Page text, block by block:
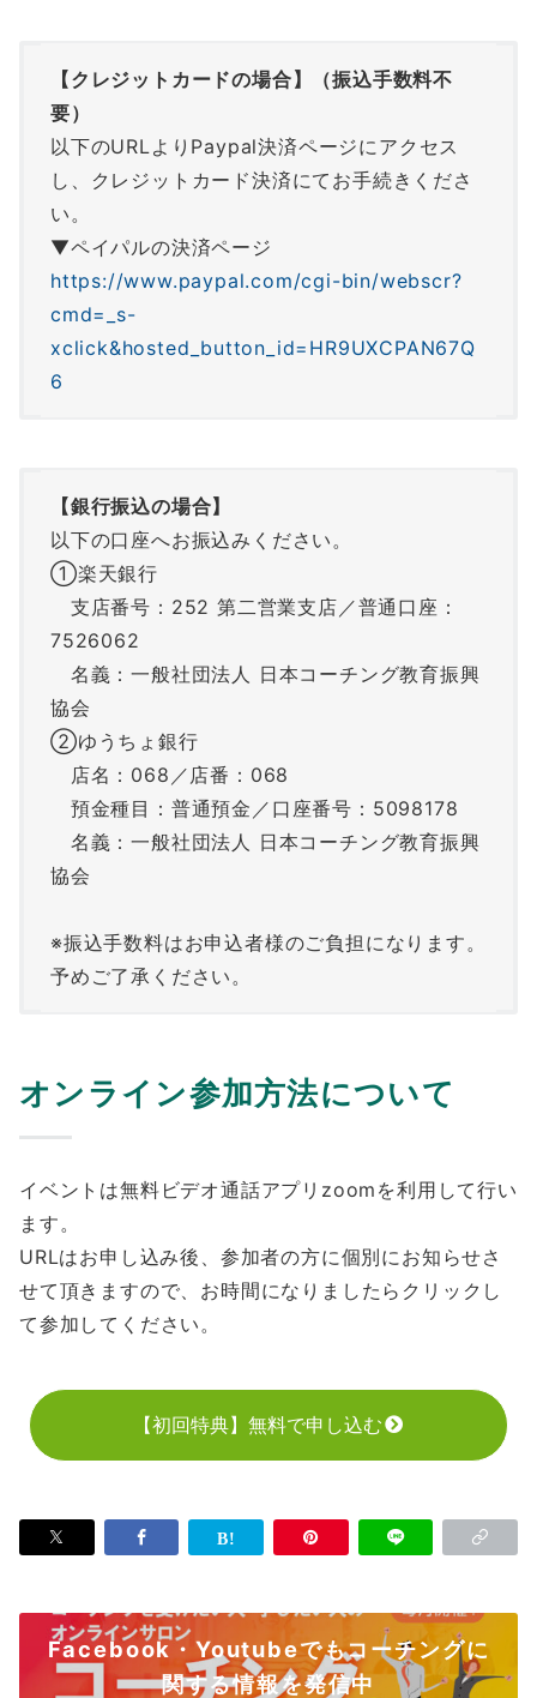
【クレジットカードの場合】（振込手数料不
要）
以下のURLよりPaypal決済ページにアクセス
し、クレジットカード決済にてお手続きくださ
い。
▼ペイパルの決済ページ
https://www.paypal.com/cgi-bin/webscr?
cmd=_s-
xclick&hosted_button_id=HR9UXCPAN67Q
6
【銀行振込の場合】
以下の口座へお振込みください。
①楽天銀行
支店番号：252 第二営業支店／普通口座：
7526062
名義：一般社団法人 日本コーチング教育振興
協会
②ゆうちょ銀行
店名：068／店番：068
預金種目：普通預金／口座番号：5098178
名義：一般社団法人 日本コーチング教育振興
協会
※振込手数料はお申込者様のご負担になります。
予めご了承ください。
オンライン参加方法について
イベントは無料ビデオ通話アプリzoomを利用して行い
ます。
URLはお申し込み後、参加者の方に個別にお知らせさ
せて頂きますので、お時間になりましたらクリックし
て参加してください。ㅤ
【初回特典】無料で申し込む
Facebook・Youtubeでもコーチングに
関する情報を発信中